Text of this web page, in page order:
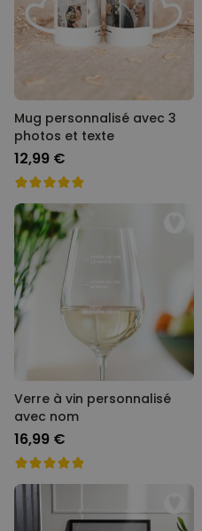
Mug personnalisé avec 3
photos et texte
12,99 €
Verre à vin personnalisé
avec nom
16,99 €